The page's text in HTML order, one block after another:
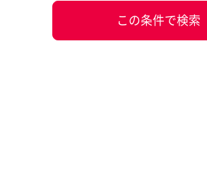
この条件で検索